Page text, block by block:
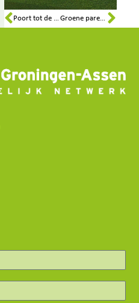
Poort tot de Onlanden Groene parels van het Noorden (fase II)